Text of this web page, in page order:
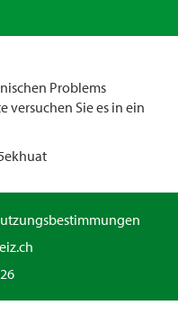
Problems
versuchen Sie es in ein